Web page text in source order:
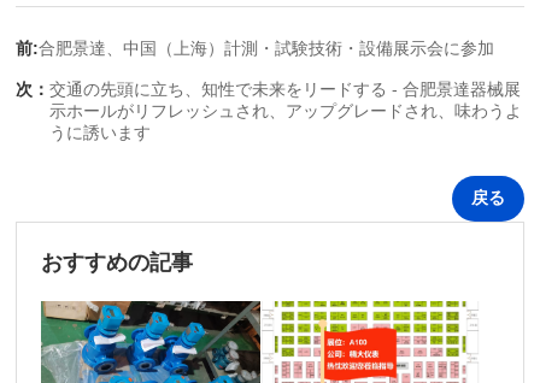
前:合肥景達、中国（上海）計測・試験技術・設備展示会に参加
次：交通の先頭に立ち、知性で未来をリードする - 合肥景達器械展
示ホールがリフレッシュされ、アップグレードされ、味わうよ
うに誘います
戻る
おすすめの記事